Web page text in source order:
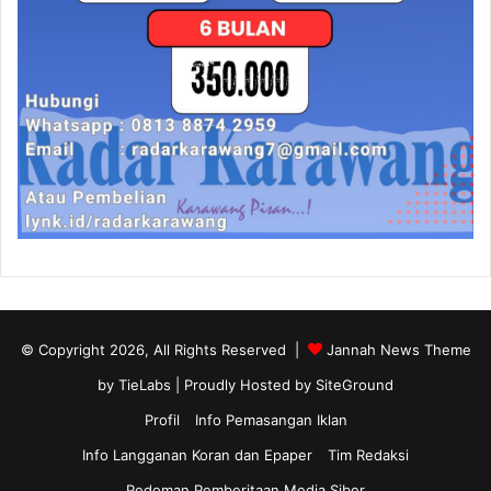
© Copyright 2026, All Rights Reserved |
Jannah News Theme
by TieLabs | Proudly Hosted by SiteGround
Profil
Info Pemasangan Iklan
Info Langganan Koran dan Epaper
Tim Redaksi